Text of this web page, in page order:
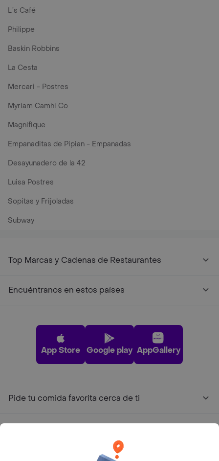
L´s Café
Philippe
Baskin Robbins
La Cesta
Mercari - Postres
Myriam Camhi Co
Magnifique
Empanaditas de Pipian - Empanadas
Desayunadero de la 42
Luisa Postres
Sopitas y Frijoladas
Subway
Top Marcas y Cadenas de Restaurantes
Encuéntranos en estos países
App Store Google play AppGallery
Pide tu comida favorita cerca de ti